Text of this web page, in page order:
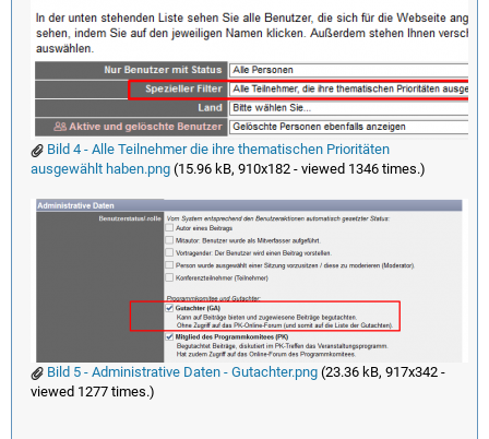
Bild 4 - Alle Teilnehmer die ihre thematischen Prioritäten
ausgewählt haben.png(15.96 kB, 910x182 - viewed 1346 times.)
Bild 5 - Administrative Daten - Gutachter.png(23.36 kB, 917x342 -
viewed 1277 times.)